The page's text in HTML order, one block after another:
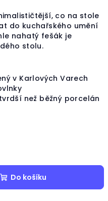
co na stole
do kuchařského umění
nahatý fešák je
stolu.
v Karlových Varech
než běžný porcelán
Do košíku